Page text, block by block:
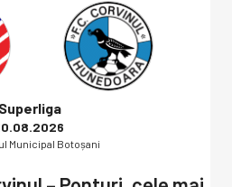
Superliga
Municipal Botoșani